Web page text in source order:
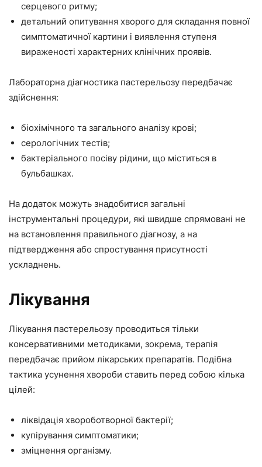
серцевого ритму;
детальний опитування хворого для складання повної
симптоматичної картини і виявлення ступеня
вираженості характерних клінічних проявів.
Лабораторна діагностика пастерельозу передбачає
здійснення:
біохімічного та загального аналізу крові;
серологічних тестів;
бактеріального посіву рідини, що міститься в
бульбашках.
На додаток можуть знадобитися загальні
інструментальні процедури, які швидше спрямовані не
на встановлення правильного діагнозу, а на
підтвердження або спростування присутності
ускладнень.
Лікування
Лікування пастерельозу проводиться тільки
консервативними методиками, зокрема, терапія
передбачає прийом лікарських препаратів. Подібна
тактика усунення хвороби ставить перед собою кілька
цілей:
ліквідація хвороботворної бактерії;
купірування симптоматики;
зміцнення організму.